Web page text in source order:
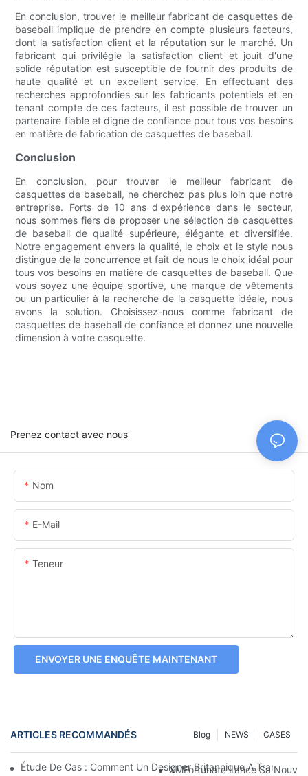
En conclusion, trouver le meilleur fabricant de casquettes de
baseball implique de prendre en compte plusieurs facteurs,
dont la satisfaction client et la réputation sur le marché. Un
fabricant qui privilégie la satisfaction client et jouit d'une
solide réputation est susceptible de fournir des produits de
haute qualité et un excellent service. En effectuant des
recherches approfondies sur les fabricants potentiels et en
tenant compte de ces facteurs, il est possible de trouver un
partenaire fiable et digne de confiance pour tous vos besoins
en matière de fabrication de casquettes de baseball.
Conclusion
En conclusion, pour trouver le meilleur fabricant de
casquettes de baseball, ne cherchez pas plus loin que notre
entreprise. Forts de 10 ans d'expérience dans le secteur,
nous sommes fiers de proposer une sélection de casquettes
de baseball de qualité supérieure, élégante et diversifiée.
Notre engagement envers la qualité, le choix et le style nous
distingue de la concurrence et fait de nous le choix idéal pour
tous vos besoins en matière de casquettes de baseball. Que
vous soyez une équipe sportive, une marque de vêtements
ou un particulier à la recherche de la casquette idéale, nous
avons la solution. Choisissez-nous comme fabricant de
casquettes de baseball de confiance et donnez une nouvelle
dimension à votre casquette.
Prenez contact avec nous
Nom
E-Mail
Teneur
ENVOYER UNE ENQUÊTE MAINTENANT
ARTICLES RECOMMANDÉS CASES
NEWS
Blog
Étude De Cas : Comment Un Designer Britannique A
XMFortunate Lance Sa